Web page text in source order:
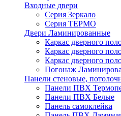
Входные двери
Серия Зеркало
Серия ТЕРМО
Двери Ламинированные
Каркас дверного
Каркас дверного
Каркас дверного
Погонаж
Панели стеновые,
Панели ПВХ
Панели ПВХ Белые
Панель самоклейка